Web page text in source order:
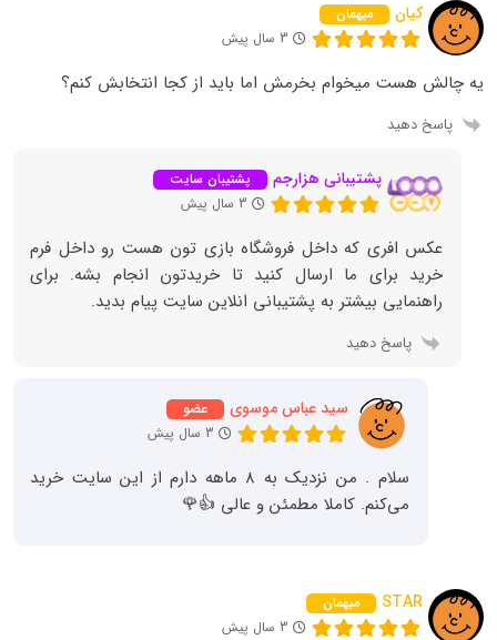
کیان
میهمان
3 سال پیش
یه چالش هست میخوام بخرمش اما باید از کجا انتخابش کنم؟
پاسخ دهید
پشتیبانی هزارجم
پشتیبان سایت
3 سال پیش
عکس افری که داخل فروشگاه بازی تون هست رو داخل فرم
خرید برای ما ارسال کنید تا خریدتون انجام بشه. برای
راهنمایی بیشتر به پشتیبانی انلاین سایت پیام بدید.
پاسخ دهید
سید عباس موسوی
عضو
3 سال پیش
سلام . من نزدیک به ۸ ماهه دارم از این سایت خرید
می‌کنم. کاملا مطمئن و عالی 👍🌹
STAR
میهمان
3 سال پیش